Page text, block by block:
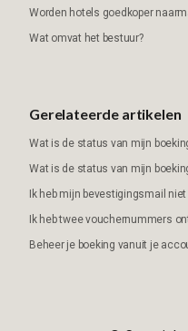
Worden hotels goedkoper
Wat omvat het bestuur?
Gerelateerde artikelen
Wat is de status van mijn
Wat is de status van mijn
Ik heb mijn bevestigingsmail niet
Ik heb twee vouchernummers
Beheer je boeking vanuit je